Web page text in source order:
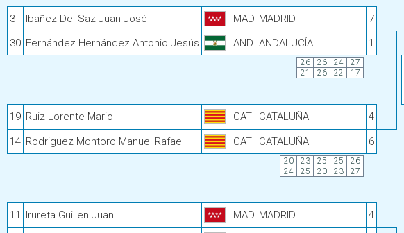
3 Ibañez Del Saz Juan José MAD MADRID
7
30 Fernández Hernández Antonio Jesús AND ANDALUCÍA 1
26 26 24
27
21
26 22 17
19 Ruiz Lorente Mario CAT CATALUÑA 4
14 Rodriguez Montoro Manuel Rafael CAT CATALUÑA 6
20 23 25 25
26
24
25 20 23 27
11
Irureta Guillen Juan MAD MADRID 4